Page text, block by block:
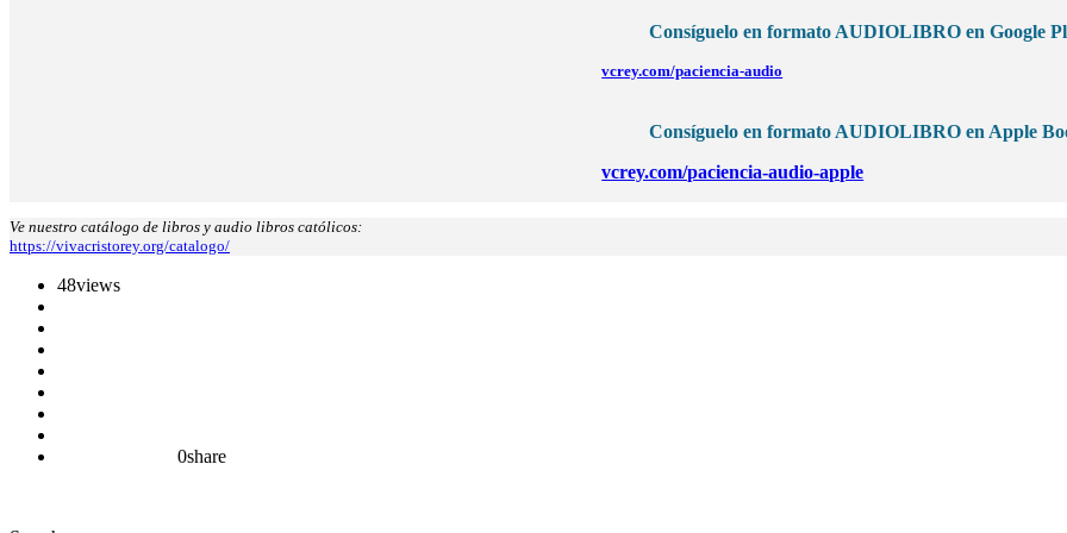
Consíguelo en formato AUDIOLIBRO en Google
vcrey.com/paciencia-audio
Consíguelo en formato AUDIOLIBRO en Apple
vcrey.com/paciencia-audio-apple
Ve nuestro catálogo de libros y audio libros católicos:
https://vivacristorey.org/catalogo/
48views
0share